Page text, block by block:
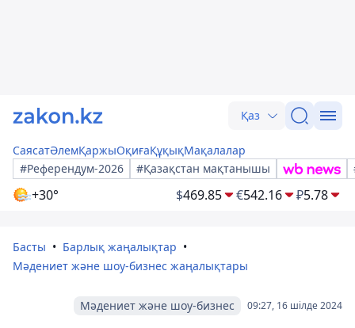
Қаз
СаясатӘлемҚаржыОқиғаҚұқықМақалалар
#Референдум-2026
#Қазақстан мақтанышы
+30° $469.85 €542.16 ₽5.78
Басты
Барлық жаңалықтар
Мәдениет және шоу-бизнес жаңалықтары
09:27, 16 шілде 2024
Мәдениет және шоу-бизнес